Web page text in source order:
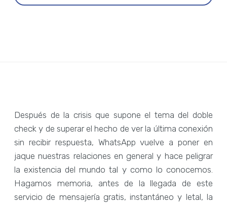
Después de la crisis que supone el tema del doble
check y de superar el hecho de ver la última conexión
sin recibir respuesta, WhatsApp vuelve a poner en
jaque nuestras relaciones en general y hace peligrar
la existencia del mundo tal y como lo conocemos.
Hagamos memoria, antes de la llegada de este
servicio de mensajería gratis, instantáneo y letal, la